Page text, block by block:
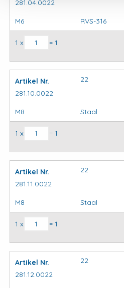
281.04.0022
M6 RVS-316
Krambeugels standaard aantal
1 x = 1
Artikel Nr.
281.10.0022
22
M8 Staal
Krambeugels standaard aantal
1 x = 1
Artikel Nr.
281.11.0022
22
M8 Staal
Krambeugels standaard aantal
1 x = 1
Artikel Nr.
281.12.0022
22